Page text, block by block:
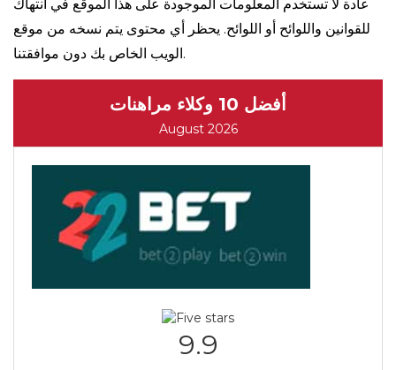
عادة لا تستخدم المعلومات الموجودة على هذا الموقع في انتهاك
للقوانين واللوائح أو اللوائح. يحظر أي محتوى يتم نسخه من موقع
الويب الخاص بك دون موافقتنا.
أفضل 10 وكلاء مراهنات
August 2026
9.9